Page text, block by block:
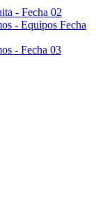
- Fecha 02
- Equipos Fecha
- Fecha 03